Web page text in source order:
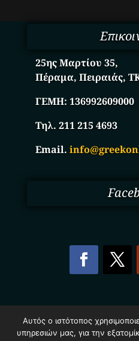
25ης Μαρτίου 35,
Πέραμα, Πειραιάς,
ΓΕΜΗ:136992609000
Τηλ. 211 215 4693
Email.
Επιχειρήσεων Ελλάδας
Αυτός ο ιστότοπος
υπηρεσιών μας, για την